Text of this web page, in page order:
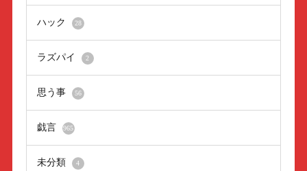
ハック 28
ラズパイ 2
思う事 56
戯言 965
未分類 4